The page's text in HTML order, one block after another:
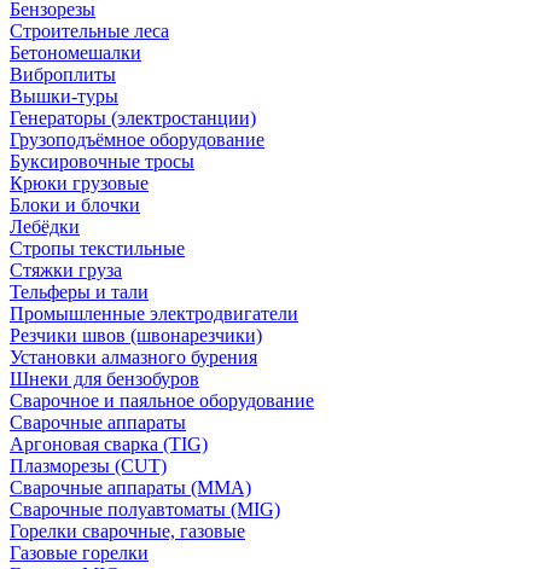
Бензорезы
Строительные леса
Бетономешалки
Виброплиты
Вышки-туры
Генераторы (электростанции)
Грузоподъёмное оборудование
Буксировочные тросы
Крюки грузовые
Блоки и блочки
Лебёдки
Стропы текстильные
Стяжки груза
Тельферы и тали
Промышленные электродвигатели
Резчики швов (швонарезчики)
Установки алмазного бурения
Шнеки для бензобуров
Сварочное и паяльное оборудование
Сварочные аппараты
Аргоновая сварка (TIG)
Плазморезы (CUT)
Сварочные аппараты (MMA)
Сварочные полуавтоматы (MIG)
Горелки сварочные, газовые
Газовые горелки